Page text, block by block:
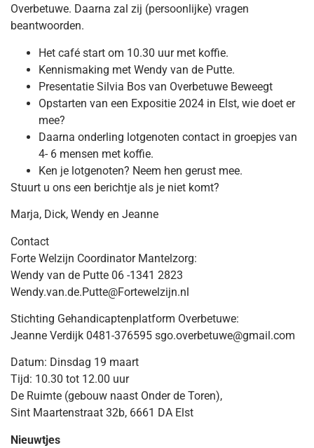
Overbetuwe. Daarna zal zij (persoonlijke) vragen
beantwoorden.
Het café start om 10.30 uur met koffie.
Kennismaking met Wendy van de Putte.
Presentatie Silvia Bos van Overbetuwe Beweegt
Opstarten van een Expositie 2024 in Elst, wie doet er
mee?
Daarna onderling lotgenoten contact in groepjes van
4- 6 mensen met koffie.
Ken je lotgenoten? Neem hen gerust mee.
Stuurt u ons een berichtje als je niet komt?
Marja, Dick, Wendy en Jeanne
Contact
Forte Welzijn Coordinator Mantelzorg:
Wendy van de Putte 06 -1341 2823
Wendy.van.de.Putte@Fortewelzijn.nl
Stichting Gehandicaptenplatform Overbetuwe:
Jeanne Verdijk 0481-376595 sgo.overbetuwe@gmail.com
Datum: Dinsdag 19 maart
Tijd: 10.30 tot 12.00 uur
De Ruimte (gebouw naast Onder de Toren),
Sint Maartenstraat 32b, 6661 DA Elst
Nieuwtjes